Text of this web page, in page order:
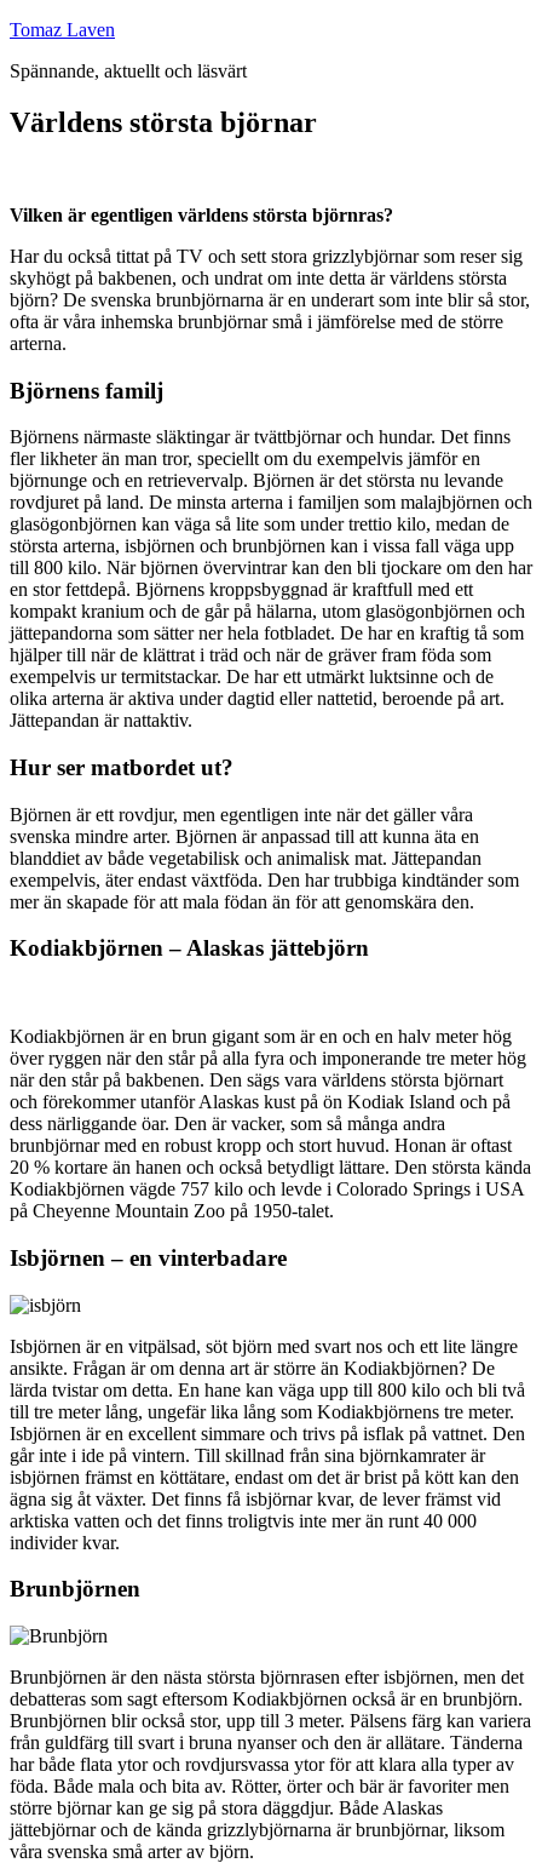
Hoppa
innehåll
Tomaz Laven
Spännande, aktuellt och läsvärt
Världens största björnar
Vilken är egentligen världens största björnras?
Har du också tittat på TV och sett stora grizzlybjörnar som reser sig
skyhögt på bakbenen, och undrat om inte detta är världens största
björn? De svenska brunbjörnarna är en underart som inte blir så stor,
ofta är våra inhemska brunbjörnar små i jämförelse med de större
arterna.
Björnens familj
Björnens närmaste släktingar är tvättbjörnar och hundar. Det finns
fler likheter än man tror, speciellt om du exempelvis jämför en
björnunge och en retrievervalp. Björnen är det största nu levande
rovdjuret på land. De minsta arterna i familjen som malajbjörnen och
glasögonbjörnen kan väga så lite som under trettio kilo, medan de
största arterna, isbjörnen och brunbjörnen kan i vissa fall väga upp
till 800 kilo. När björnen övervintrar kan den bli tjockare om den har
en stor fettdepå. Björnens kroppsbyggnad är kraftfull med ett
kompakt kranium och de går på hälarna, utom glasögonbjörnen och
jättepandorna som sätter ner hela fotbladet. De har en kraftig tå som
hjälper till när de klättrat i träd och när de gräver fram föda som
exempelvis ur termitstackar. De har ett utmärkt luktsinne och de
olika arterna är aktiva under dagtid eller nattetid, beroende på art.
Jättepandan är nattaktiv.
Hur ser matbordet ut?
Björnen är ett rovdjur, men egentligen inte när det gäller våra
svenska mindre arter. Björnen är anpassad till att kunna äta en
blanddiet av både vegetabilisk och animalisk mat. Jättepandan
exempelvis, äter endast växtföda. Den har trubbiga kindtänder som
mer än skapade för att mala födan än för att genomskära den.
Kodiakbjörnen – Alaskas jättebjörn
Kodiakbjörnen är en brun gigant som är en och en halv meter hög
över ryggen när den står på alla fyra och imponerande tre meter hög
när den står på bakbenen. Den sägs vara världens största björnart
och förekommer utanför Alaskas kust på ön Kodiak Island och på
dess närliggande öar. Den är vacker, som så många andra
brunbjörnar med en robust kropp och stort huvud. Honan är oftast
20 % kortare än hanen och också betydligt lättare. Den största kända
Kodiakbjörnen vägde 757 kilo och levde i Colorado Springs i USA
på Cheyenne Mountain Zoo på 1950-talet.
Isbjörnen – en vinterbadare
Isbjörnen är en vitpälsad, söt björn med svart nos och ett lite längre
ansikte. Frågan är om denna art är större än Kodiakbjörnen? De
lärda tvistar om detta. En hane kan väga upp till 800 kilo och bli två
till tre meter lång, ungefär lika lång som Kodiakbjörnens tre meter.
Isbjörnen är en excellent simmare och trivs på isflak på vattnet. Den
går inte i ide på vintern. Till skillnad från sina björnkamrater är
isbjörnen främst en köttätare, endast om det är brist på kött kan den
ägna sig åt växter. Det finns få isbjörnar kvar, de lever främst vid
arktiska vatten och det finns troligtvis inte mer än runt 40 000
individer kvar.
Brunbjörnen
Brunbjörnen är den nästa största björnrasen efter isbjörnen, men det
debatteras som sagt eftersom Kodiakbjörnen också är en brunbjörn.
Brunbjörnen blir också stor, upp till 3 meter. Pälsens färg kan variera
från guldfärg till svart i bruna nyanser och den är allätare. Tänderna
har både flata ytor och rovdjursvassa ytor för att klara alla typer av
föda. Både mala och bita av. Rötter, örter och bär är favoriter men
större björnar kan ge sig på stora däggdjur. Både Alaskas
jättebjörnar och de kända grizzlybjörnarna är brunbjörnar, liksom
våra svenska små arter av björn.